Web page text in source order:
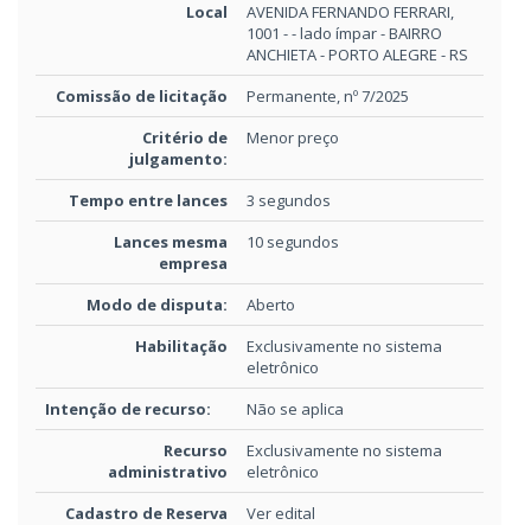
Local
AVENIDA FERNANDO FERRARI,
1001 - - lado ímpar - BAIRRO
ANCHIETA - PORTO ALEGRE - RS
Comissão de licitação
Permanente, nº 7/2025
Critério de
julgamento:
Menor preço
Tempo entre lances
3 segundos
Lances mesma
empresa
10 segundos
Modo de disputa:
Aberto
Habilitação
Exclusivamente no sistema
eletrônico
Intenção de recurso:
Não se aplica
Recurso
administrativo
Exclusivamente no sistema
eletrônico
Cadastro de Reserva
Ver edital